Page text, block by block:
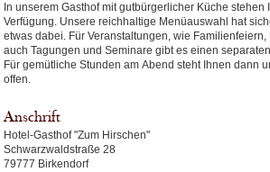
In unserem Gasthof mit gutbürgerlicher Küche stehen
Verfügung. Unsere reichhaltige Menüauswahl hat
etwas dabei. Für Veranstaltungen, wie
auch Tagungen und Seminare gibt es einen
Für gemütliche Stunden am Abend steht Ihnen dann
offen.
Anschrift
Hotel-Gasthof "Zum Hirschen"
Schwarzwaldstraße 28
79777 Birkendorf